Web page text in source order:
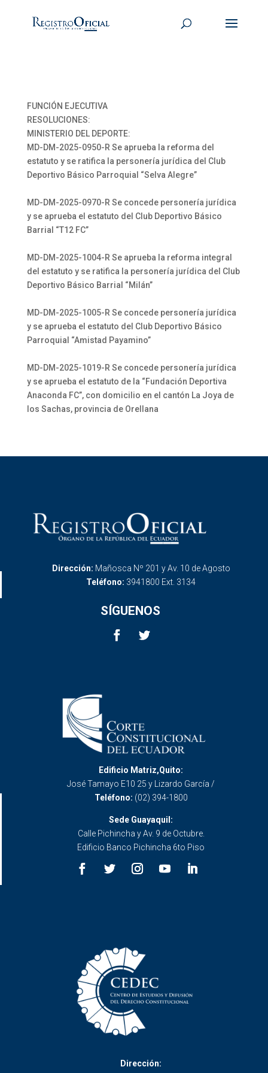
FUNCIÓN EJECUTIVA
RESOLUCIONES:
MINISTERIO DEL DEPORTE:
MD-DM-2025-0950-R Se aprueba la reforma del
estatuto y se ratifica la personería jurídica del Club
Deportivo Básico Parroquial “Selva Alegre”
MD-DM-2025-0970-R Se concede personería jurídica
y se aprueba el estatuto del Club Deportivo Básico
Barrial “T12 FC”
MD-DM-2025-1004-R Se aprueba la reforma integral
del estatuto y se ratifica la personería jurídica del Club
Deportivo Básico Barrial “Milán”
MD-DM-2025-1005-R Se concede personería jurídica
y se aprueba el estatuto del Club Deportivo Básico
Parroquial “Amistad Payamino”
MD-DM-2025-1019-R Se concede personería jurídica
y se aprueba el estatuto de la “Fundación Deportiva
Anaconda FC”, con domicilio en el cantón La Joya de
los Sachas, provincia de Orellana
Dirección: Mañosca Nº 201 y Av. 10 de Agosto
Teléfono: 3941800 Ext. 3134
SÍGUENOS
Edificio Matriz,Quito:
José Tamayo E10 25 y Lizardo García /
Teléfono: (02) 394-1800
Sede Guayaquil:
Calle Pichincha y Av. 9 de Octubre.
Edificio Banco Pichincha 6to Piso
Dirección: